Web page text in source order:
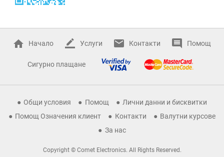
Начало Услуги Контакти Помощ
Сигурно плащане
Общи условия Помощ
Лични данни и бисквитки
Помощ Означения клиент
Контакти
Валутни курсове
За нас
Copyright © Comet Electronics. All Rights Reserved.